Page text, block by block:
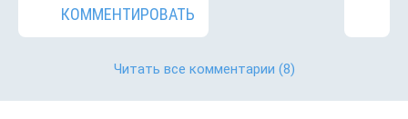
КОММЕНТИРОВАТЬ
Читать все комментарии (8)